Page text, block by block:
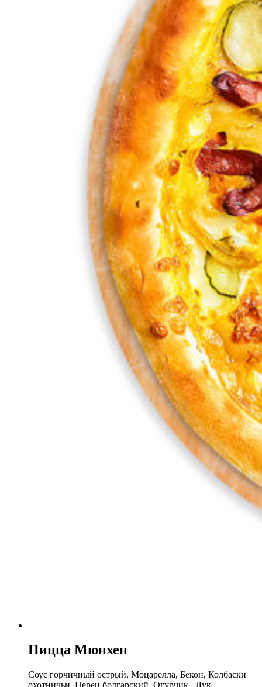
Пицца Мюнхен
Соус горчичный острый, Моцарелла, Бекон, Колбаски